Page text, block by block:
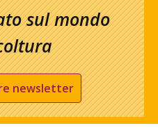
sul mondo
newsletter